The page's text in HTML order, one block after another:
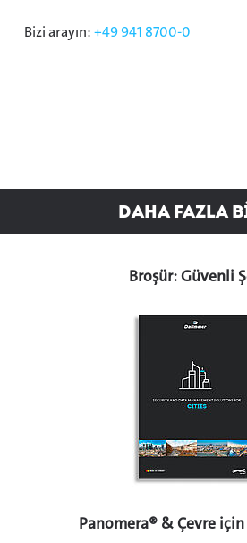
Bizi arayın:+49 941 8700-0
Daha Fazla
Broşür: Güvenli
Panomera® & Çevre için